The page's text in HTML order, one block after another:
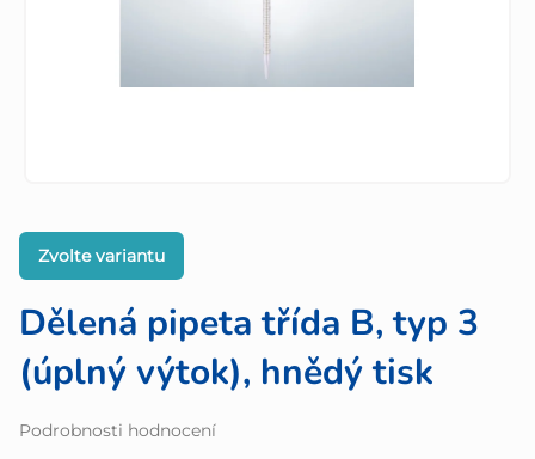
Dělená pipeta třída B, typ 3
(úplný výtok), hnědý tisk
Průměrné
Podrobnosti hodnocení
Zvolte variantu